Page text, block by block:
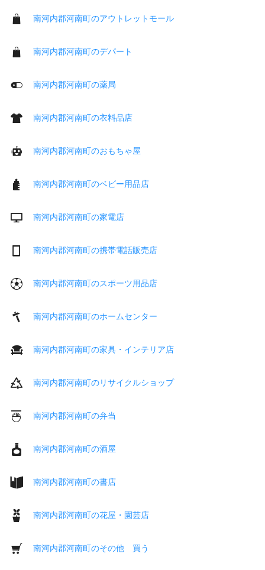
南河内郡河南町のアウトレットモール
南河内郡河南町のデパート
南河内郡河南町の薬局
南河内郡河南町の衣料品店
南河内郡河南町のおもちゃ屋
南河内郡河南町のベビー用品店
南河内郡河南町の家電店
南河内郡河南町の携帯電話販売店
南河内郡河南町のスポーツ用品店
南河内郡河南町のホームセンター
南河内郡河南町の家具・インテリア店
南河内郡河南町のリサイクルショップ
南河内郡河南町の弁当
南河内郡河南町の酒屋
南河内郡河南町の書店
南河内郡河南町の花屋・園芸店
南河内郡河南町のその他 買う